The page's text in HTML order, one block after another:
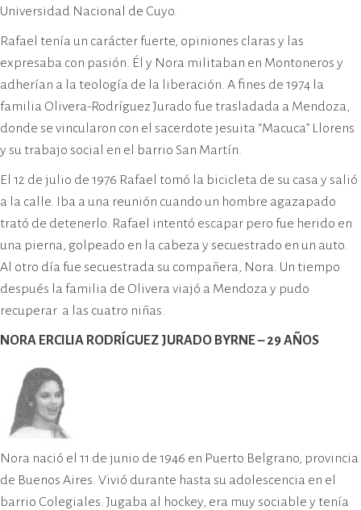
Universidad Nacional de Cuyo.
Rafael tenía un carácter fuerte, opiniones claras y las
expresaba con pasión. Él y Nora militaban en Montoneros y
adherían a la teología de la liberación. A fines de 1974 la
familia Olivera-Rodríguez Jurado fue trasladada a Mendoza,
donde se vincularon con el sacerdote jesuita “Macuca” Llorens
y su trabajo social en el barrio San Martín.
El 12 de julio de 1976 Rafael tomó la bicicleta de su casa y salió
a la calle. Iba a una reunión cuando un hombre agazapado
trató de detenerlo. Rafael intentó escapar pero fue herido en
una pierna, golpeado en la cabeza y secuestrado en un auto.
Al otro día fue secuestrada su compañera, Nora. Un tiempo
después la familia de Olivera viajó a Mendoza y pudo
recuperar a las cuatro niñas.
NORA ERCILIA RODRÍGUEZ JURADO BYRNE – 29 AÑOS
Nora nació el 11 de junio de 1946 en Puerto Belgrano, provincia
de Buenos Aires. Vivió durante hasta su adolescencia en el
barrio Colegiales. Jugaba al hockey, era muy sociable y tenía